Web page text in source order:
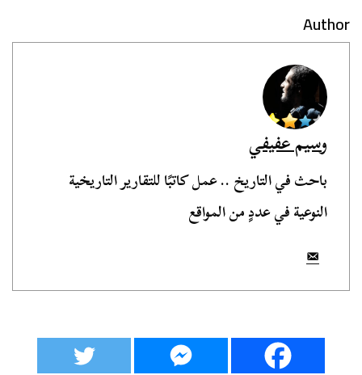
Author
وسيم عفيفي
باحث في التاريخ .. عمل كاتبًا للتقارير التاريخية
النوعية في عددٍ من المواقع